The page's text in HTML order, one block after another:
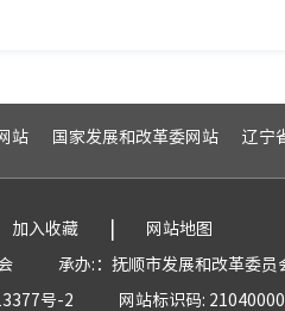
站 国家发展和改革委网站 辽宁
加入收藏 |
网站地图
承办:：抚顺市发展和改革委员
号-2
网站标识码: